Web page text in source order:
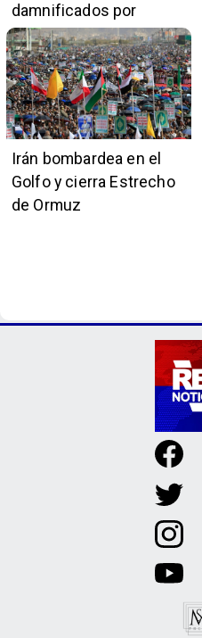
damnificados por
terremotos
Irán bombardea en el
Golfo y cierra Estrecho
de Ormuz